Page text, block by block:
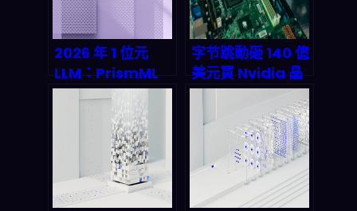
2026 年 1 位元
LLM：PrismML
Bonsai 8B 怎麼把
「雲端才行」變成
「手機也能跑」？
字节跳動砸 140 億
美元買 Nvidia 晶
片：揭秘 TikTok
背後的 AI 硬體軍
備競賽